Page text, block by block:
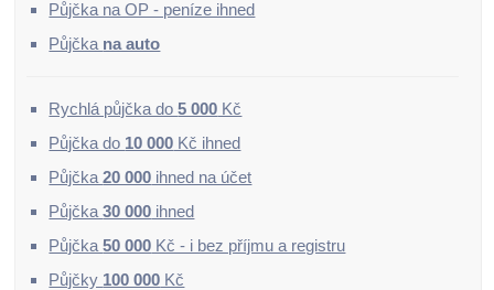
Půjčka na OP - peníze ihned
Půjčka na auto
Rychlá půjčka do5 000 Kč
Půjčka do 10 000 Kč ihned
Půjčka20 000 ihned na účet
Půjčka30 000 ihned
Půjčka50 000 Kč - i bez příjmu a registru
Půjčky 100 000 Kč